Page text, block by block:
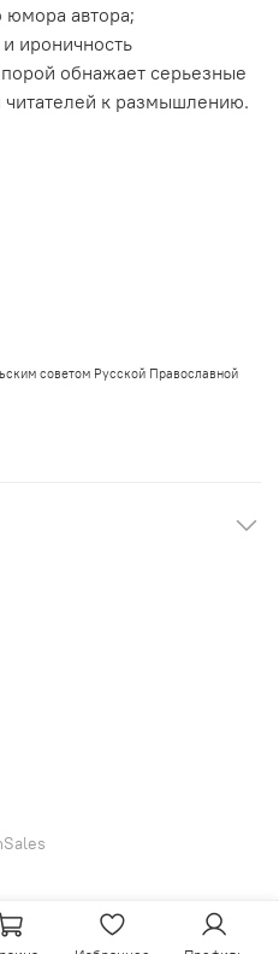
юмора автора;
ироничность
обнажает серьезные
к размышлению.
советом Русской Православной